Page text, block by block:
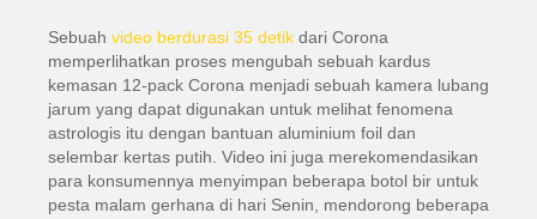
Sebuah video berdurasi 35 detik dari Corona
memperlihatkan proses mengubah sebuah kardus
kemasan 12-pack Corona menjadi sebuah kamera lubang
jarum yang dapat digunakan untuk melihat fenomena
astrologis itu dengan bantuan aluminium foil dan
selembar kertas putih. Video ini juga merekomendasikan
para konsumennya menyimpan beberapa botol bir untuk
pesta malam gerhana di hari Senin, mendorong beberapa